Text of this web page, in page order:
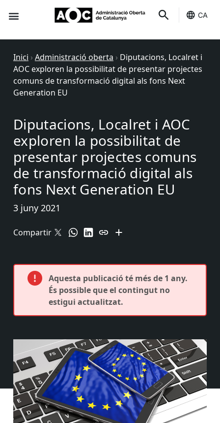
CA
Inici › Administració oberta › Diputacions, Localret i
AOC exploren la possibilitat de presentar projectes
comuns de transformació digital als fons Next
Generation EU
Diputacions, Localret i AOC
exploren la possibilitat de
presentar projectes comuns
de transformació digital als
fons Next Generation EU
3 juny 2021
Compartir
Aquesta publicació té més de 1 any.
És possible que el contingut no
estigui actualitzat.